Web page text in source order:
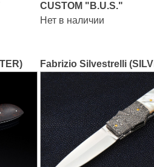
CUSTOM "B.U.S."
Нет в наличии
Fabrizio Silvestrelli